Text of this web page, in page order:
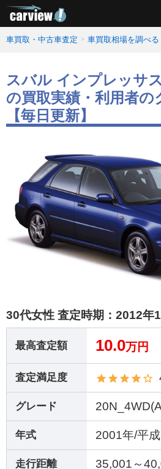
車買取・中古車査定 車買取相場を調べる
スバル インプレッサ
の買取実績・利用者の
【毎日更新】
30代女性 査定時期： 2012年
最高査定額 10.0万円
査定満足度
グレード
年式 2001年/平
走行距離 35,001～